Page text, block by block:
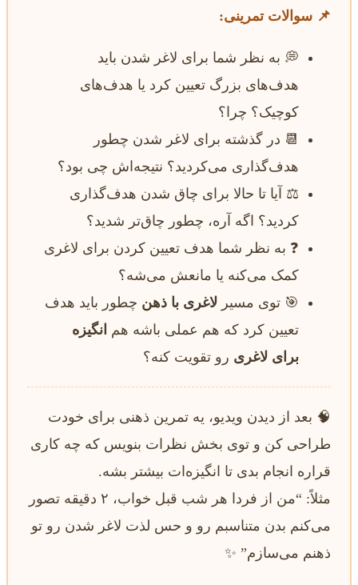
📌 سوالات تمرینی:
💭 به نظر شما برای لاغر شدن باید
هدف‌های بزرگ تعیین کرد یا هدف‌های
کوچیک؟ چرا؟
📆 در گذشته برای لاغر شدن چطور
هدف‌گذاری می‌کردید؟ نتیجه‌اش چی بود؟
⚖️ آیا تا حالا برای چاق شدن هدف‌گذاری
کردید؟ اگه آره، چطور چاق‌تر شدید؟
❓ به نظر شما هدف تعیین کردن برای لاغری
کمک می‌کنه یا مانعش می‌شه؟
🎯 توی مسیر لاغری با ذهن چطور باید هدف
تعیین کرد که هم عملی باشه هم انگیزه
برای لاغری رو تقویت کنه؟
🧠 بعد از دیدن ویدیو، یه تمرین ذهنی برای خودت
طراحی کن و توی بخش نظرات بنویس که چه کاری
قراره انجام بدی تا انگیزه‌ات بیشتر بشه.
مثلاً: “من از فردا هر شب قبل خواب، ۲ دقیقه تصور
می‌کنم بدن متناسبم رو و حس لذت لاغر شدن رو تو
ذهنم می‌سازم” ✨